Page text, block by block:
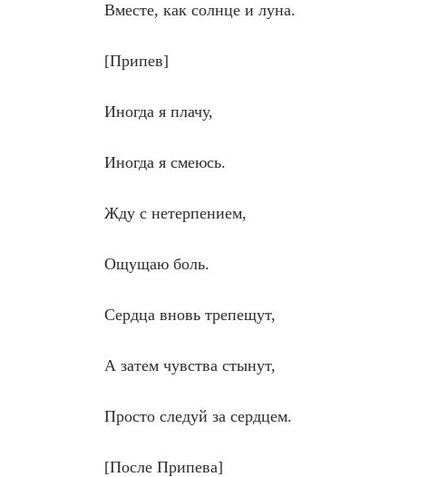
Вместе, как солнце и луна.
[Припев]
Иногда я плачу,
Иногда я смеюсь.
Жду с нетерпением,
Ощущаю боль.
Сердца вновь трепещут,
А затем чувства стынут,
Просто следуй за сердцем.
[После Припева]